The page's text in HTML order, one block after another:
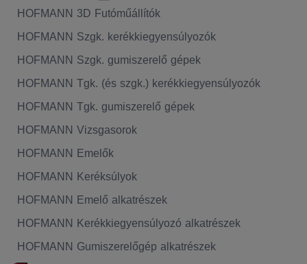
HOFMANN 3D Futóműállítók
HOFMANN Szgk. kerékkiegyensúlyozók
HOFMANN Szgk. gumiszerelő gépek
HOFMANN Tgk. (és szgk.) kerékkiegyensúlyozók
HOFMANN Tgk. gumiszerelő gépek
HOFMANN Vizsgasorok
HOFMANN Emelők
HOFMANN Keréksúlyok
HOFMANN Emelő alkatrészek
HOFMANN Kerékkiegyensúlyozó alkatrészek
HOFMANN Gumiszerelőgép alkatrészek